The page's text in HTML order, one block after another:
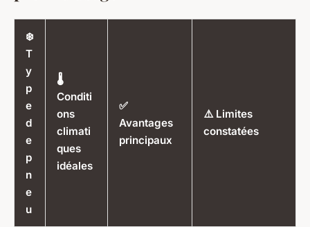
❄️
T
y
p
e
d
e
p
n
e
u
🌡️
Conditi
ons
climati
ques
idéales
✅
Avantages
principaux
⚠️ Limites
constatées